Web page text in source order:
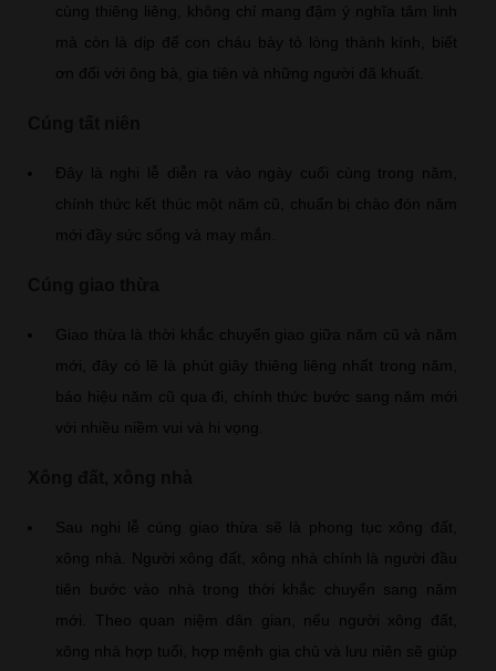
cùng thiêng liêng, không chỉ mang đậm ý nghĩa tâm linh
mà còn là dịp để con cháu bày tỏ lòng thành kính, biết
ơn đối với ông bà, gia tiên và những người đã khuất.
Đây là nghi lễ diễn ra vào ngày cuối cùng trong năm,
chính thức kết thúc một năm cũ, chuẩn bị chào đón năm
mới đầy sức sống và may mắn.
Giao thừa là thời khắc chuyển giao giữa năm cũ và năm
mới, đây có lẽ là phút giây thiêng liêng nhất trong năm,
báo hiệu năm cũ qua đi, chính thức bước sang năm mới
với nhiều niềm vui và hi vọng.
Sau nghi lễ cúng giao thừa sẽ là phong tục xông đất,
xông nhà. Người xông đất, xông nhà chính là người đầu
tiên bước vào nhà trong thời khắc chuyển sang năm
mới. Theo quan niệm dân gian, nếu người xông đất,
xông nhà hợp tuổi, hợp mệnh gia chủ và lưu niên sẽ giúp